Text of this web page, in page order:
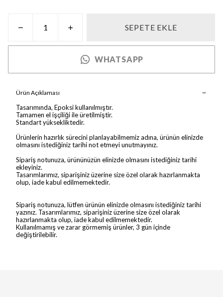
SEPETE EKLE
WHATSAPP
Ürün Açıklaması
Tasarımında, Epoksi kullanılmıştır.
Tamamen el işçiliği ile üretilmiştir.
Standart yüksekliktedir.
Ürünlerin hazırlık sürecini planlayabilmemiz adına, ürünün elinizde
olmasını istediğiniz tarihi not etmeyi unutmayınız.
Sipariş notunuza, ürününüzün elinizde olmasını istediğiniz tarihi
ekleyiniz.
Tasarımlarımız, siparişiniz üzerine size özel olarak hazırlanmakta
olup, iade kabul edilmemektedir.
Sipariş notunuza, lütfen ürünün elinizde olmasını istediğiniz tarihi
yazınız. Tasarımlarımız, siparişiniz üzerine size özel olarak
hazırlanmakta olup, iade kabul edilmemektedir.
Kullanılmamış ve zarar görmemiş ürünler, 3 gün içinde
değiştirilebilir.